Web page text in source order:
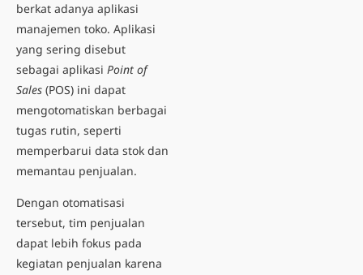
berkat adanya aplikasi
manajemen toko. Aplikasi
yang sering disebut
sebagai aplikasi Point of
Sales (POS) ini dapat
mengotomatiskan berbagai
tugas rutin, seperti
memperbarui data stok dan
memantau penjualan.
Dengan otomatisasi
tersebut, tim penjualan
dapat lebih fokus pada
kegiatan penjualan karena